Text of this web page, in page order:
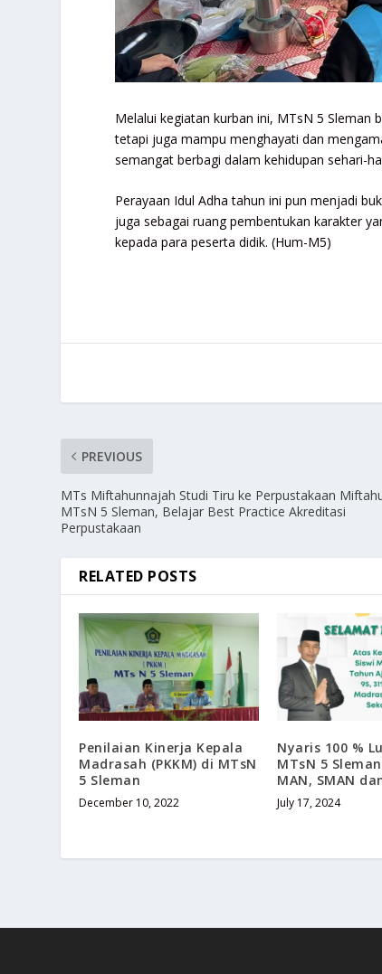
Melalui kegiatan kurban ini, MTsN 5
tetapi juga mampu menghayati dan
semangat berbagi dalam kehidupan sehari-
Perayaan Idul Adha tahun ini pun menjadi
juga sebagai ruang pembentukan karakter
kepada para peserta didik. (Hum-M5)
PREVIOUS
MTs Miftahunnajah Studi Tiru ke Perpustakaan
MTsN 5 Sleman, Belajar Best Practice Akreditasi
Perpustakaan
RELATED POSTS
Penilaian Kinerja Kepala
Madrasah (PKKM) di MTsN
5 Sleman
December 10, 2022
Nyaris 100 %
MTsN 5
MAN, SMAN
July 17, 2024